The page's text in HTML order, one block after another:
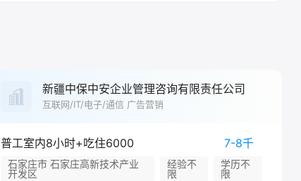
新疆中保中安企业管理咨询有限责任公司
互联网/IT/电子/通信 广告营销
普工室内8小时+吃住6000 7-8千
石家庄市 石家庄高新技术产业
开发区
经验不
限
学历不
限